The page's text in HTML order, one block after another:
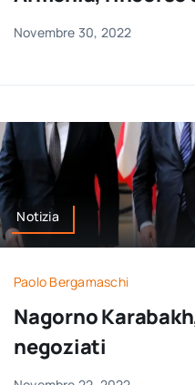
Novembre 30, 2022
Notizia
Paolo Bergamaschi
Nagorno
negoziati